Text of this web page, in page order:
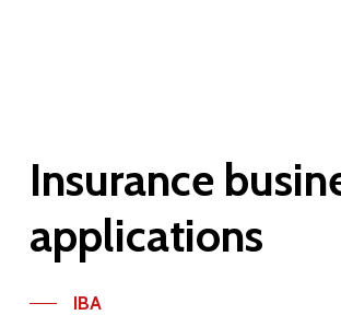
Insurance
applications
IBA